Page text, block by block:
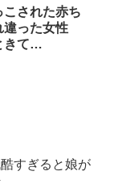
こされた赤ち
違った女性
きて…
すぎると娘が